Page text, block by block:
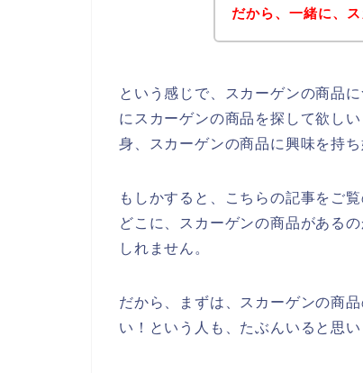
だから、一緒に、
という感じで、スカーゲンの商品
にスカーゲンの商品を探して欲し
身、スカーゲンの商品に興味を持ち
もしかすると、こちらの記事をご
どこに、スカーゲンの商品がある
しれません。
だから、まずは、スカーゲンの商
い！という人も、たぶんいると思い